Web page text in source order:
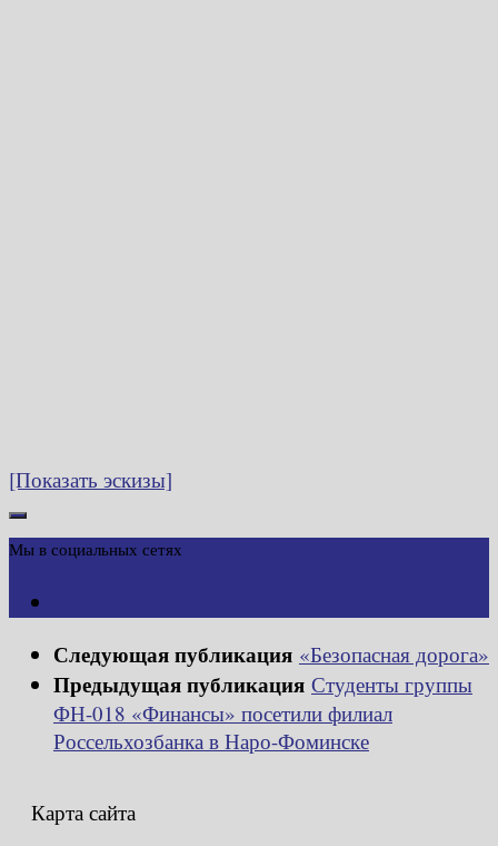
[Показать эскизы]
Мы в социальных сетях
Следующая публикация «Безопасная дорога»
Предыдущая публикация Студенты группы
ФН-018 «Финансы» посетили филиал
Россельхозбанка в Наро-Фоминске
Карта сайта